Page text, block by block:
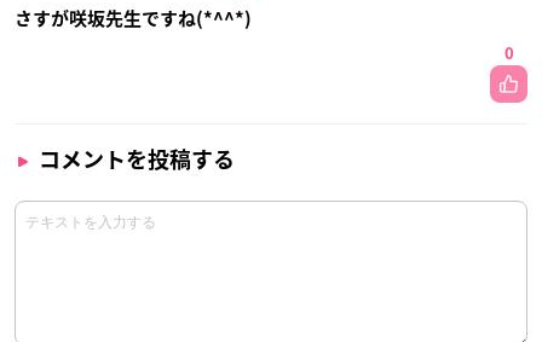
さすが咲坂先生ですね(*^^*)
0
コメントを投稿する